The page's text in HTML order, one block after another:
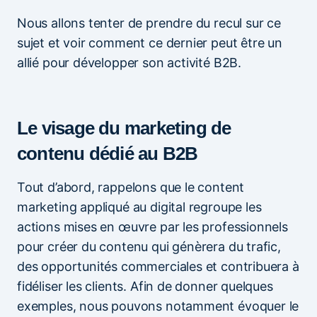
Nous allons tenter de prendre du recul sur ce
sujet et voir comment ce dernier peut être un
allié pour développer son activité B2B.
Le visage du marketing de
contenu dédié au B2B
Tout d’abord, rappelons que le content
marketing appliqué au digital regroupe les
actions mises en œuvre par les professionnels
pour créer du contenu qui génèrera du trafic,
des opportunités commerciales et contribuera à
fidéliser les clients. Afin de donner quelques
exemples, nous pouvons notamment évoquer le